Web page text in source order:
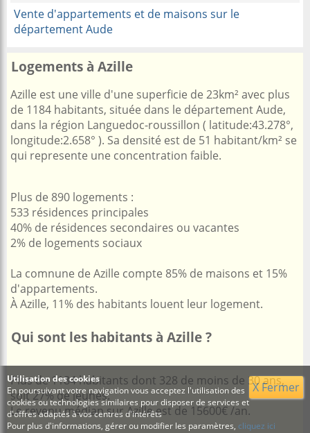
Vente d'appartements et de maisons sur le
département Aude
Logements à Azille
Azille est une ville d'une superficie de 23km² avec plus
de 1184 habitants, située dans le département Aude,
dans la région Languedoc-roussillon ( latitude:43.278°,
longitude:2.658° ). Sa densité est de 51 habitant/km² se
qui represente une concentration faible.
Plus de 890 logements :
533 résidences principales
40% de résidences secondaires ou vacantes
2% de logements sociaux
La comnune de Azille compte 85% de maisons et 15%
d'appartements.
À Azille, 11% des habitants louent leur logement.
Qui sont les habitants à Azille ?
Plus de 1184 habitants dont 328 de moins de 30 ans,
soit 27% de jeunes.
Le revenu médian sur Azille est de 15600€ /an.
X Fermer
Utilisation des cookies
En poursuivant votre navigation vous acceptez l'utilisation des
cookies ou technologies similaires pour disposer de services et
d'offres adaptés à vos centres d'intérêts
Pour plus d'informations, gérer ou modifier les paramètres, cliquez ici